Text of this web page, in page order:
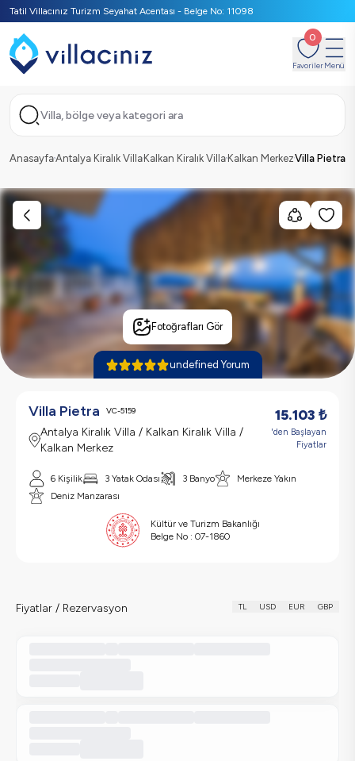
Tatil Villacınız Turizm Seyahat Acentası - Belge No: 11098
0
FavorilerMenü
Villa, bölge veya kategori ara
AnasayfaAntalya Kiralık Villa Kalkan Kiralık VillaKalkan MerkezVilla Pietra
Fotoğrafları Gör
undefined Yorum
Villa Pietra VC-5159
Antalya Kiralık Villa / Kalkan Kiralık Villa /
Kalkan Merkez
15.103 ₺
'den Başlayan
Fiyatlar
6 Kişilik 3 Yatak Odası 3 Banyo
Merkeze Yakın
Deniz Manzarası
Kültür ve Turizm Bakanlığı
Belge No : 07-1860
Fiyatlar / Rezervasyon TL USD EUR GBP